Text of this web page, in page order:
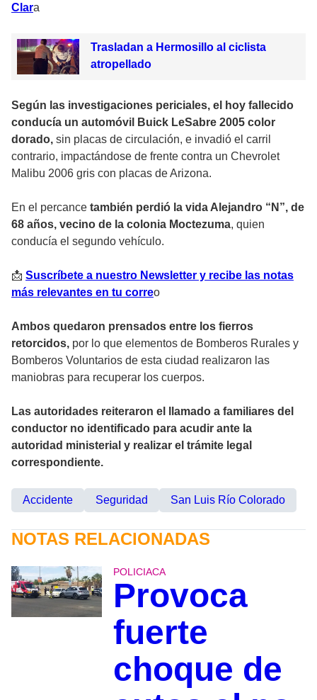
Clara
Trasladan a Hermosillo al ciclista
atropellado
Según las investigaciones periciales, el hoy fallecido
conducía un automóvil Buick LeSabre 2005 color
dorado, sin placas de circulación, e invadió el carril
contrario, impactándose de frente contra un Chevrolet
Malibu 2006 gris con placas de Arizona.
En el percance también perdió la vida Alejandro “N”, de
68 años, vecino de la colonia Moctezuma, quien
conducía el segundo vehículo.
📩 Suscríbete a nuestro Newsletter y recibe las notas
más relevantes en tu correo
Ambos quedaron prensados entre los fierros
retorcidos, por lo que elementos de Bomberos Rurales y
Bomberos Voluntarios de esta ciudad realizaron las
maniobras para recuperar los cuerpos.
Las autoridades reiteraron el llamado a familiares del
conductor no identificado para acudir ante la
autoridad ministerial y realizar el trámite legal
correspondiente.
Accidente Seguridad San Luis Río Colorado
NOTAS RELACIONADAS
POLICIACA
Provoca
fuerte
choque de